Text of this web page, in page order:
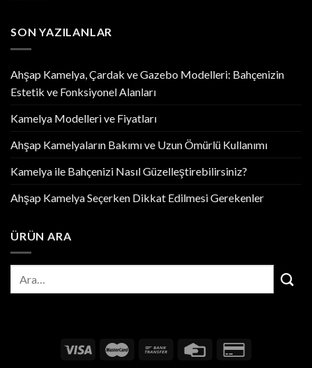
SON YAZILANLAR
Ahşap Kamelya, Çardak ve Gazebo Modelleri: Bahçenizin
Estetik ve Fonksiyonel Alanları
Kamelya Modelleri ve Fiyatları
Ahşap Kamelyaların Bakımı ve Uzun Ömürlü Kullanımı
Kamelya ile Bahçenizi Nasıl Güzelleştirebilirsiniz?
Ahşap Kamelya Seçerken Dikkat Edilmesi Gerekenler
ÜRÜN ARA